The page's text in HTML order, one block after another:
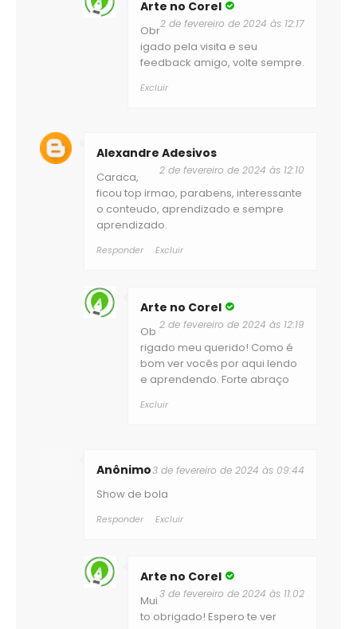
Arte no Corel
2 de fevereiro de 2024 às 12:17
Obr
igado pela visita e seu
feedback amigo, volte sempre.
Excluir
Alexandre Adesivos
2 de fevereiro de 2024 às 12:10
Caraca,
ficou top irmao, parabens, interessante
o conteudo, aprendizado e sempre
aprendizado.
Responder Excluir
Arte no Corel
2 de fevereiro de 2024 às 12:19
Ob
rigado meu querido! Como é
bom ver vocês por aqui lendo
e aprendendo. Forte abraço
Excluir
Anônimo3 de fevereiro de 2024 às 09:44
Show de bola
Responder Excluir
Arte no Corel
3 de fevereiro de 2024 às 11:02
Mui
to obrigado! Espero te ver